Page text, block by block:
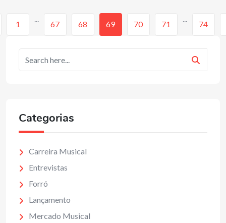
1 67 68 69 70 71 74
Categorias
Carreira Musical
Entrevistas
Forró
Lançamento
Mercado Musical